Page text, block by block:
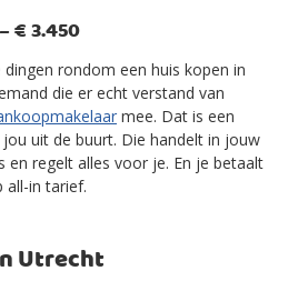
€ 3.450
rondom een huis kopen in
die er echt verstand van
mee. Dat is een
uit de buurt. Die handelt in jouw
en regelt alles voor je. En je betaalt
all-in tarief.
Utrecht